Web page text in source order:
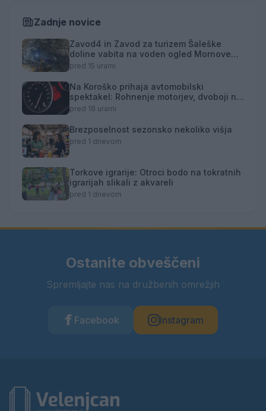
Zadnje novice
Zavod4 in Zavod za turizem Šaleške
doline vabita na voden ogled Mornove
zijalke
pred 15 urami
Na Koroško prihaja avtomobilski
spektakel: Rohnenje motorjev, dvoboji na
progah in atraktivni Car Meet
pred 18 urami
Brezposelnost sezonsko nekoliko višja
pred 1 dnevom
Torkove igrarije: Otroci bodo na tokratnih
igrarijah slikali z akvareli
pred 1 dnevom
Ostanite obveščeni
Spremljajte nas na družbenih omrežjih
Facebook Instagram